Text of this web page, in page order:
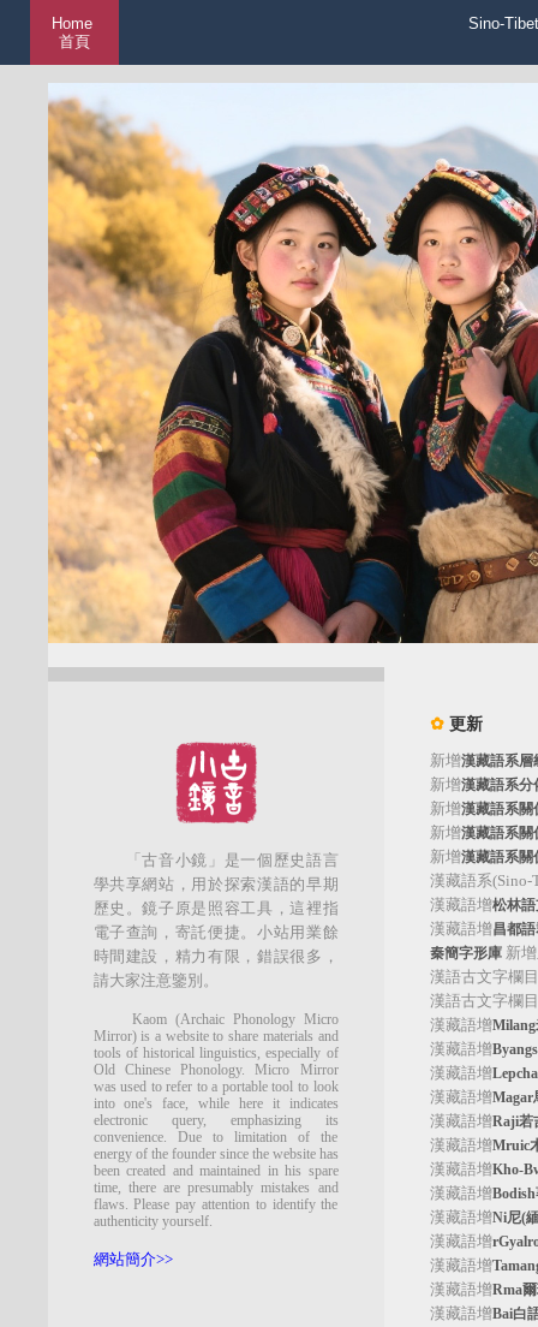
Home
首頁
Sino-
「古音小鏡」是一個歷史語言
學共享網站，用於探索漢語的早期
歷史。鏡子原是照容工具，這裡指
電子查詢，寄託便捷。小站用業餘
時間建設，精力有限，錯誤很多，
請大家注意鑒別。
Kaom (Archaic Phonology Micro
Mirror) is a website to share materials and
tools of historical linguistics, especially of
Old Chinese Phonology. Micro Mirror
was used to refer to a portable tool to look
into one's face, while here it indicates
electronic query, emphasizing its
convenience. Due to limitation of the
energy of the founder since the website has
been created and maintained in his spare
time, there are presumably mistakes and
flaws. Please pay attention to identify the
authenticity yourself.
網站簡介>>
✿ 更新
新增漢藏語系層
新增漢藏語系分
新增漢藏語系關
新增漢藏語系關
新增漢藏語系關
漢藏語系(Sino-
漢藏語增松林語
漢藏語增昌都語
秦簡字形庫新增
漢語古文字欄
漢語古文字欄
漢藏語增Milang
漢藏語增
漢藏語增
漢藏語增Magar
漢藏語增Raji若
漢藏語增Mruic
漢藏語增Kho-
漢藏語增
漢藏語增Ni尼(
漢藏語增
漢藏語增
漢藏語增Rma
漢藏語增Bai白